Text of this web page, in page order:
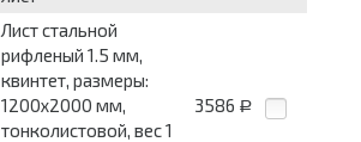
Лист стальной
рифленый 1.5 мм,
квинтет, размеры:
1200x2000 мм,
тонколистовой, вес 1
3586 Р